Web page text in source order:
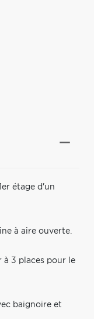
étage d'un
à aire ouverte.
à 3 places pour le
baignoire et